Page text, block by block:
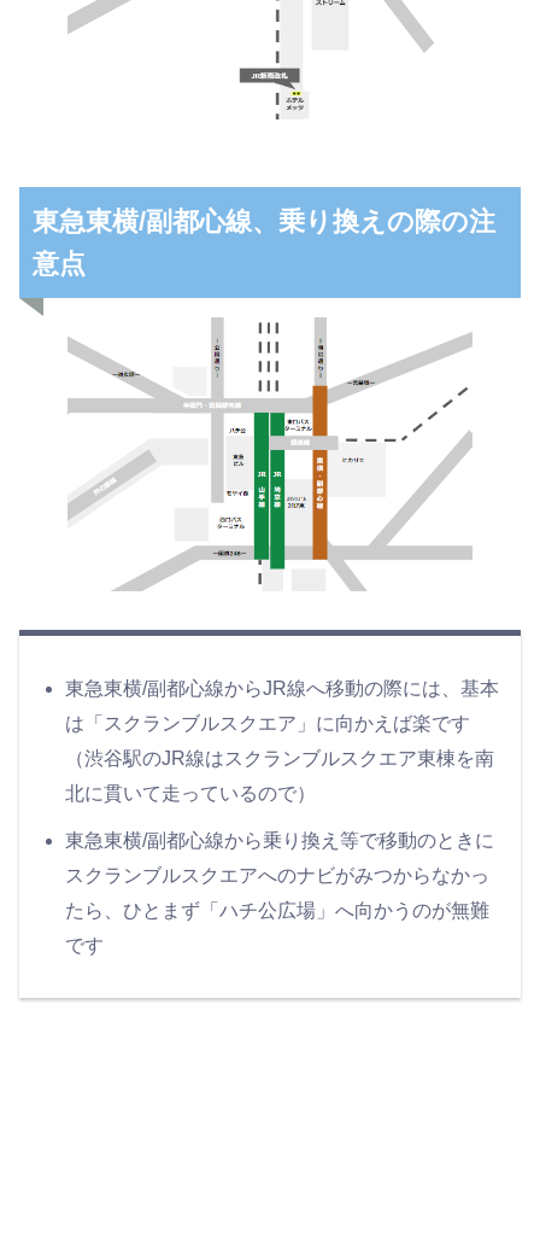
東急東横/副都心線、乗り換えの際の注
意点
東急東横/副都心線からJR線へ移動の際には、基本
は「スクランブルスクエア」に向かえば楽です
（渋谷駅のJR線はスクランブルスクエア東棟を南
北に貫いて走っているので）
東急東横/副都心線から乗り換え等で移動のときに
スクランブルスクエアへのナビがみつからなかっ
たら、ひとまず「ハチ公広場」へ向かうのが無難
です